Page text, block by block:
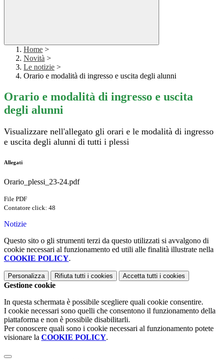
Home >
Novità >
Le notizie >
Orario e modalità di ingresso e uscita degli alunni
Orario e modalità di ingresso e uscita
degli alunni
Visualizzare nell'allegato gli orari e le modalità di ingresso
e uscita degli alunni di tutti i plessi
Allegati
Orario_plessi_23-24.pdf
File PDF
Contatore click: 48
Notizie
Questo sito o gli strumenti terzi da questo utilizzati si avvalgono di
cookie necessari al funzionamento ed utili alle finalità illustrate nella
COOKIE POLICY.
Personalizza Rifiuta tutti i cookies Accetta tutti i cookies
Gestione cookie
In questa schermata è possibile scegliere quali cookie consentire.
I cookie necessari sono quelli che consentono il funzionamento della
piattaforma e non è possibile disabilitarli.
Per conoscere quali sono i cookie necessari al funzionamento potete
visionare la COOKIE POLICY.